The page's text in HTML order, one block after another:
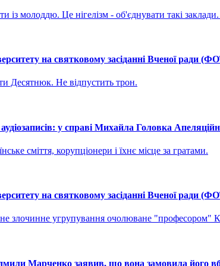
із молоддю. Це нігелізм - об'єднувати такі
на святковому засіданні Вченої ради
Десятнюк. Не відпустить трон.
у справі Михайла Головка
сміття, корупціонери і їхнє місце за гратами.
на святковому засіданні Вченої ради
злочинне угрупування очолюване
Марченко заявив, що вона замовила його